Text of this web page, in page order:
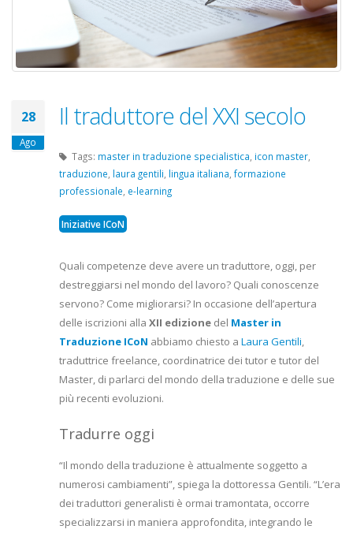
28
Ago
Il traduttore del XXI secolo
Tags: master in traduzione specialistica icon master
traduzione laura gentili lingua italiana formazione
professionale e-learning
Iniziative ICoN
Quali competenze deve avere un traduttore, oggi, per
destreggiarsi nel mondo del lavoro? Quali conoscenze
servono? Come migliorarsi? In occasione dell’apertura
delle iscrizioni alla XII edizione del Master in
Traduzione ICoN abbiamo chiesto a Laura Gentili,
traduttrice freelance, coordinatrice dei tutor e tutor del
Master, di parlarci del mondo della traduzione e delle sue
più recenti evoluzioni.
Tradurre oggi
“Il mondo della traduzione è attualmente soggetto a
numerosi cambiamenti”, spiega la dottoressa Gentili. “L’era
dei traduttori generalisti è ormai tramontata, occorre
specializzarsi in maniera approfondita, integrando le